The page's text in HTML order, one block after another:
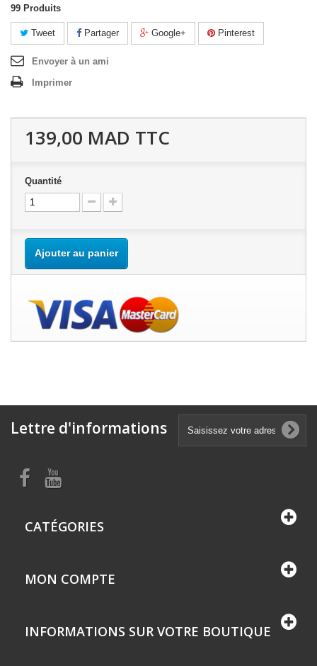
99 Produits
Tweet Partager Google+ Pinterest
Envoyer à un ami
Imprimer
139,00 MAD TTC
Quantité
Ajouter au panier
Lettre d'informations
CATÉGORIES
MON COMPTE
INFORMATIONS SUR VOTRE BOUTIQUE